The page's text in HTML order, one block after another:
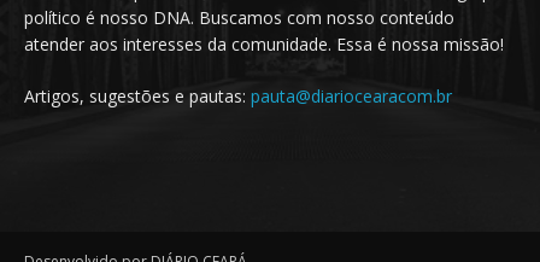
político é nosso DNA. Buscamos com nosso conteúdo
atender aos interesses da comunidade. Essa é nossa missão!
Artigos, sugestões e pautas: pauta@diariocearacom.br